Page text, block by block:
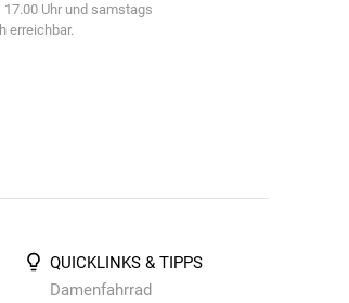
Uhr und samstags
erreichbar.
QUICKLINKS & TIPPS
Damenfahrrad